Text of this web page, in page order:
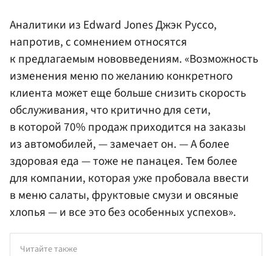
Аналитики из Edward Jones Джэк Руссо,
напротив, с сомнением относятся
к предлагаемым нововведениям. «Возможность
изменения меню по желанию конкретного
клиента может еще больше снизить скорость
обслуживания, что критично для сети,
в которой 70% продаж приходится на заказы
из автомобилей, — замечает он. — А более
здоровая еда — тоже не панацея. Тем более
для компании, которая уже пробовала ввести
в меню салаты, фруктовые смузи и овсяные
хлопья — и все это без особенных успехов».
Читайте также